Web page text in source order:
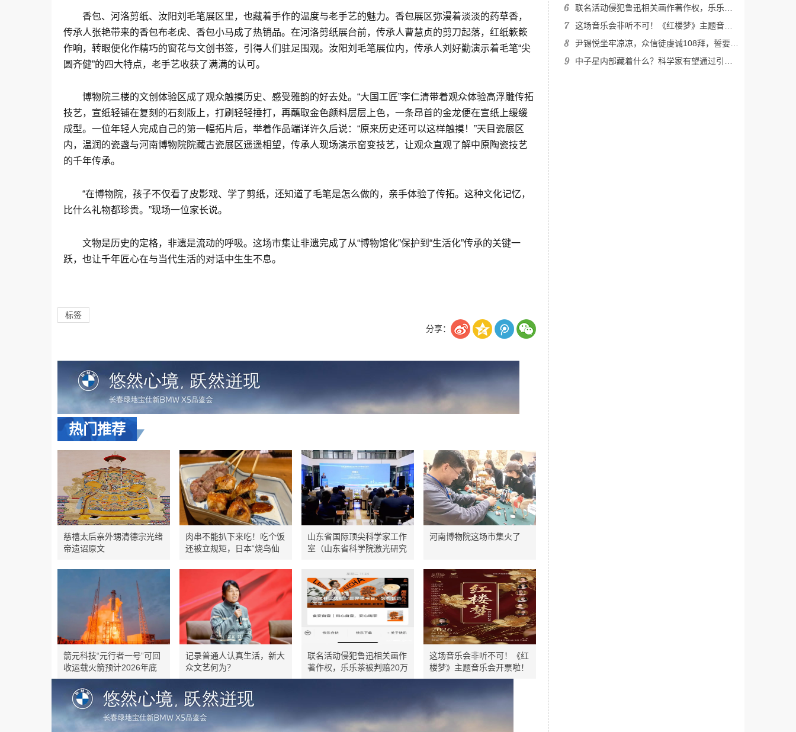
香包、河洛剪纸、汝阳刘毛笔展区里，也藏着手作的温度与老手艺的魅力。香包展区弥漫着淡淡的药草香，
传承人张艳带来的香包布老虎、香包小马成了热销品。在河洛剪纸展台前，传承人曹慧贞的剪刀起落，红纸簌簌
作响，转眼便化作精巧的窗花与文创书签，引得人们驻足围观。汝阳刘毛笔展位内，传承人刘好勤演示着毛笔“尖
圆齐健”的四大特点，老手艺收获了满满的认可。
博物院三楼的文创体验区成了观众触摸历史、感受雅韵的好去处。“大国工匠”李仁清带着观众体验高浮雕传拓
技艺，宣纸轻铺在复刻的石刻版上，打刷轻轻捶打，再蘸取金色颜料层层上色，一条昂首的金龙便在宣纸上缓缓
成型。一位年轻人完成自己的第一幅拓片后，举着作品端详许久后说：“原来历史还可以这样触摸！”天目瓷展区
内，温润的瓷盏与河南博物院院藏古瓷展区遥遥相望，传承人现场演示窑变技艺，让观众直观了解中原陶瓷技艺
的千年传承。
“在博物院，孩子不仅看了皮影戏、学了剪纸，还知道了毛笔是怎么做的，亲手体验了传拓。这种文化记忆，
比什么礼物都珍贵。”现场一位家长说。
文物是历史的定格，非遗是流动的呼吸。这场市集让非遗完成了从“博物馆化”保护到“生活化”传承的关键一
跃，也让千年匠心在与当代生活的对话中生生不息。
标签
分享：
热门推荐
慈禧太后亲外甥清德宗光绪
帝遗诏原文
肉串不能扒下来吃！吃个饭
还被立规矩，日本“烧鸟仙
山东省国际顶尖科学家工作
室（山东省科学院激光研究
在济南正式启
河南博物院这场市集火了
箭元科技“元行者一号”可回
收运载火箭预计2026年底
首飞
记录普通人认真生活，新大
众文艺何为？
联名活动侵犯鲁迅相关画作
著作权，乐乐茶被判赔20万
并道歉
这场音乐会非听不可！《红
楼梦》主题音乐会开票啦！
联名活动侵犯鲁迅相关画作著作权，乐乐茶被判赔20万并道歉
这场音乐会非听不可！《红楼梦》主题音乐会开票啦！
尹锡悦坐牢凉凉，众信徒虔诚108拜，誓要劫狱救大王！
中子星内部藏着什么？科学家有望通过引力波“看见”其内部